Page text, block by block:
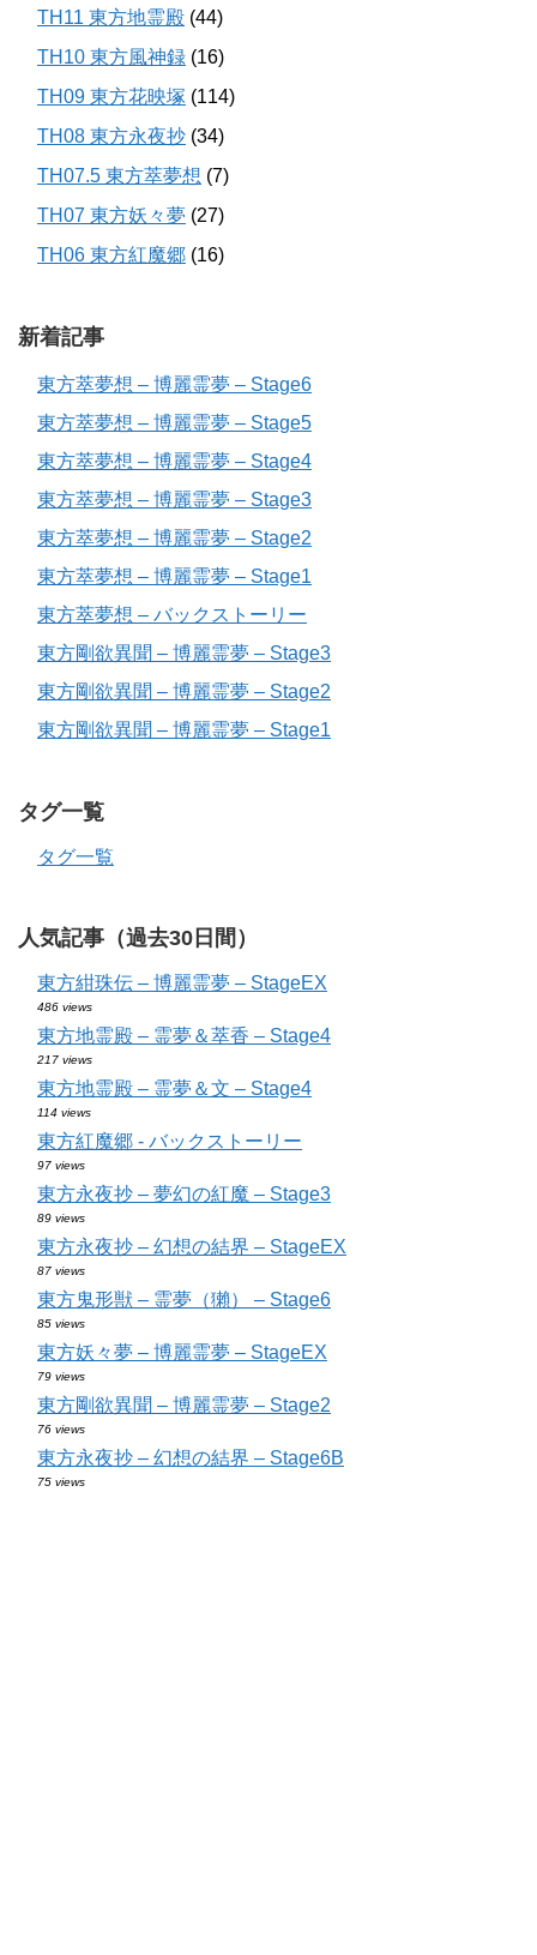
TH11 東方地霊殿 (44)
TH10 東方風神録 (16)
TH09 東方花映塚 (114)
TH08 東方永夜抄 (34)
TH07.5 東方萃夢想 (7)
TH07 東方妖々夢 (27)
TH06 東方紅魔郷 (16)
新着記事
東方萃夢想 – 博麗霊夢 – Stage6
東方萃夢想 – 博麗霊夢 – Stage5
東方萃夢想 – 博麗霊夢 – Stage4
東方萃夢想 – 博麗霊夢 – Stage3
東方萃夢想 – 博麗霊夢 – Stage2
東方萃夢想 – 博麗霊夢 – Stage1
東方萃夢想 – バックストーリー
東方剛欲異聞 – 博麗霊夢 – Stage3
東方剛欲異聞 – 博麗霊夢 – Stage2
東方剛欲異聞 – 博麗霊夢 – Stage1
タグ一覧
タグ一覧
人気記事（過去30日間）
東方紺珠伝 – 博麗霊夢 – StageEX
486 views
東方地霊殿 – 霊夢＆萃香 – Stage4
217 views
東方地霊殿 – 霊夢＆文 – Stage4
114 views
東方紅魔郷 - バックストーリー
97 views
東方永夜抄 – 夢幻の紅魔 – Stage3
89 views
東方永夜抄 – 幻想の結界 – StageEX
87 views
東方鬼形獣 – 霊夢（獺） – Stage6
85 views
東方妖々夢 – 博麗霊夢 – StageEX
79 views
東方剛欲異聞 – 博麗霊夢 – Stage2
76 views
東方永夜抄 – 幻想の結界 – Stage6B
75 views